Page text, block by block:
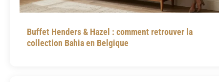
Buffet Henders & Hazel : comment retrouver la
collection Bahia en Belgique